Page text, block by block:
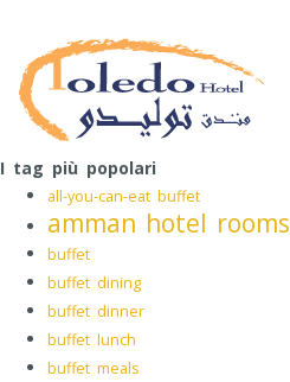
I tag più popolari
all-you-can-eat buffet
amman hotel rooms
buffet
buffet dining
buffet dinner
buffet lunch
buffet meals